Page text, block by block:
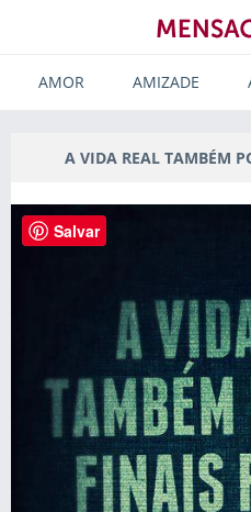
AMOR AMIZADE
A VIDA REAL TAMBÉM
Salvar